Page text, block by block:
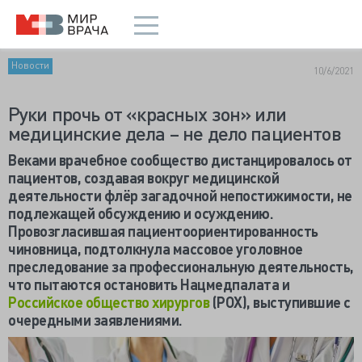
Новости 10/6/2021
Руки прочь от «красных зон» или
медицинские дела – не дело пациентов
Веками врачебное сообщество дистанцировалось от
пациентов, создавая вокруг медицинской
деятельности флёр загадочной непостижимости, не
подлежащей обсуждению и осуждению.
Провозгласившая пациентоориентированность
чиновница, подтолкнула массовое уголовное
преследование за профессиональную деятельность,
что пытаются остановить Нацмедпалата и
Российское общество хирургов(РОХ), выступившие с
очередными заявлениями.